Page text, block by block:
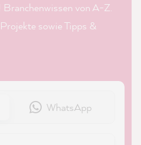
von A-Z.
sowie Tipps &
WhatsApp